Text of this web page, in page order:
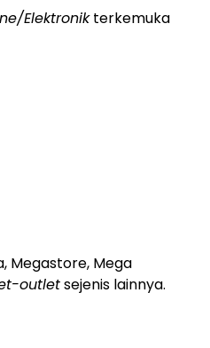
Elektronikterkemuka
Megastore, Mega
outletsejenis lainnya.